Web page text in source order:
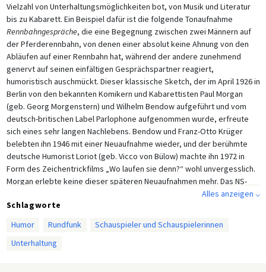
Vielzahl von Unterhaltungsmöglichkeiten bot, von Musik und Literatur
bis zu Kabarett. Ein Beispiel dafür ist die folgende Tonaufnahme
Rennbahngespräche, die eine Begegnung zwischen zwei Männern auf
der Pferderennbahn, von denen einer absolut keine Ahnung von den
Abläufen auf einer Rennbahn hat, während der andere zunehmend
genervt auf seinen einfältigen Gesprächspartner reagiert,
humoristisch auschmückt. Dieser klassische Sketch, der im April 1926 in
Berlin von den bekannten Komikern und Kabarettisten Paul Morgan
(geb. Georg Morgenstern) und Wilhelm Bendow aufgeführt und vom
deutsch-britischen Label Parlophone aufgenommen wurde, erfreute
sich eines sehr langen Nachlebens. Bendow und Franz-Otto Krüger
belebten ihn 1946 mit einer Neuaufnahme wieder, und der berühmte
deutsche Humorist Loriot (geb. Vicco von Bülow) machte ihn 1972 in
Form des Zeichentrickfilms „Wo laufen sie denn?“ wohl unvergesslich.
Morgan erlebte keine dieser späteren Neuaufnahmen mehr. Das NS-
Regime verhaftete ihn im März 1938 und er starb neun Monate später
im Konzentrationslager Buchenwald.
Alles anzeigen ⌵
Schlagworte
Humor
Rundfunk
Schauspieler und Schauspielerinnen
Unterhaltung